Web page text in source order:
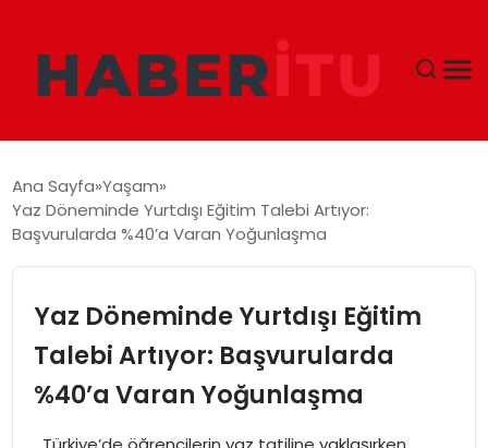
DÜNYA
TEKNOLOJI
Ana Sayfa Yaşam
Yaz Döneminde Yurtdışı Eğitim Talebi Artıyor:
Başvurularda %40’a Varan Yoğunlaşma
Yaz Döneminde Yurtdışı Eğitim
Talebi Artıyor: Başvurularda
%40’a Varan Yoğunlaşma